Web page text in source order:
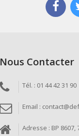
Nous Contacter
Tél. : 01 44 42 31 90
Email :
Adresse : BP 8607,